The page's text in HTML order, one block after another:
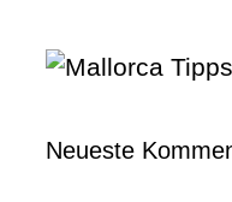
Neueste